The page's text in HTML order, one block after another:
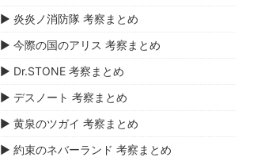
▶ 炎炎ノ消防隊 考察まとめ
▶ 今際の国のアリス 考察まとめ
▶ Dr.STONE 考察まとめ
▶ デスノート 考察まとめ
▶ 黄泉のツガイ 考察まとめ
▶ 約束のネバーランド 考察まとめ